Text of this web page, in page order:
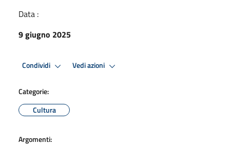
Data :
9 giugno 2025
Condividi Vedi azioni
Categorie:
Cultura
Argomenti: